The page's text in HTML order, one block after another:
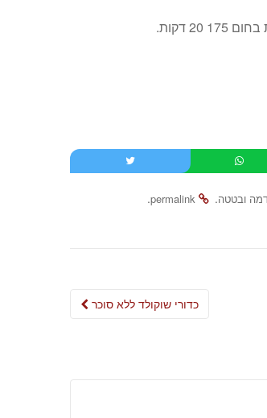
דקות.
ובטטה.
permalink
.
Post
כדורי שוקולד ללא סוכר